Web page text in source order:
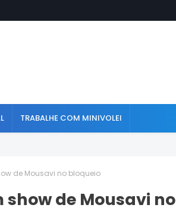
TRABALHE COM MINIVOLEI
de Mousavi no bloqueio
de Mousavi no